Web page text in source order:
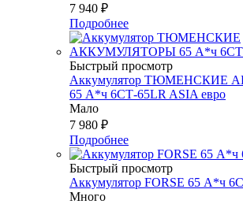
7 940 ₽
Подробнее
Быстрый просмотр
Аккумулятор ТЮМЕНСКИЕ
65 А*ч 6СТ-65LR ASIA евро
Мало
7 980 ₽
Подробнее
Быстрый просмотр
Аккумулятор FORSE 65 А*ч
Много